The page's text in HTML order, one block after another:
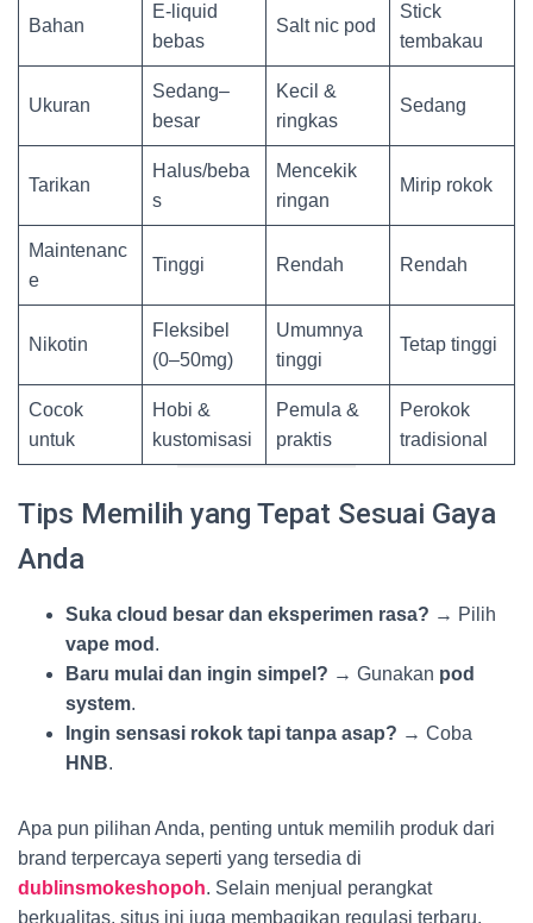
Bahan
E-liquid
bebas
Salt nic pod
Stick
tembakau
Ukuran
Sedang–
besar
Kecil &
ringkas
Sedang
Tarikan
Halus/beba
s
Mencekik
ringan
Mirip rokok
Maintenanc
e
Tinggi Rendah Rendah
Nikotin
Fleksibel
(0–50mg)
Umumnya
tinggi
Tetap tinggi
Cocok
untuk
Hobi &
kustomisasi
Pemula &
praktis
Perokok
tradisional
Tips Memilih yang Tepat Sesuai Gaya
Anda
Suka cloud besar dan eksperimen rasa? → Pilih
vape mod .
Baru mulai dan ingin simpel? → Gunakan pod
system.
Ingin sensasi rokok tapi tanpa asap? → Coba
HNB.
Apa pun pilihan Anda, penting untuk memilih produk dari
brand terpercaya seperti yang tersedia di
dublinsmokeshopoh. Selain menjual perangkat
berkualitas, situs ini juga membagikan regulasi terbaru,